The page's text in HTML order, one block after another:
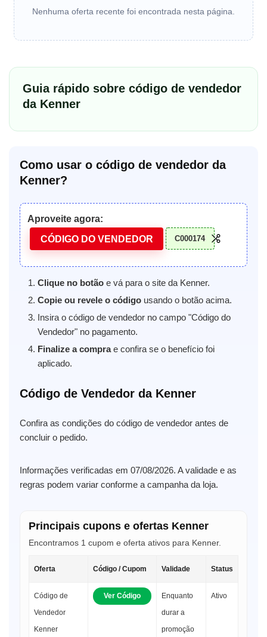
Nenhuma oferta recente foi encontrada nesta página.
Guia rápido sobre código de vendedor
da Kenner
Como usar o código de vendedor da
Kenner?
Aproveite agora:
CÓDIGO DO VENDEDOR
C000174
Clique no botão e vá para o site da Kenner.
Copie ou revele o código usando o botão acima.
Insira o código de vendedor no campo "Código do
Vendedor" no pagamento.
Finalize a comprae confira se o benefício foi
aplicado.
Código de Vendedor da Kenner
Confira as condições do código de vendedor antes de
concluir o pedido.
Informações verificadas em 07/08/2026. A validade e as
regras podem variar conforme a campanha da loja.
Principais cupons e ofertas Kenner
Encontramos 1 cupom e oferta ativos para Kenner.
Oferta Código / Cupom Validade Status
Código de
Vendedor
Kenner
Ver Código
Enquanto
durar a
promoção
Ativo